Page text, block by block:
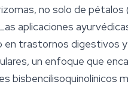
no solo de
aplicaciones
en trastornos digestivos y
un enfoque que
bisbencilisoquinolínicos